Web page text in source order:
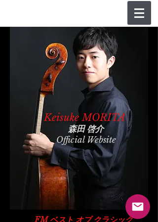
Keisuke MORITA
森田 啓介
Official Website
​FM ベスト オブ クラシック